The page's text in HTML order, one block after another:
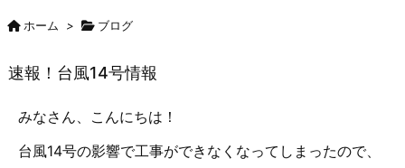
ホーム > ブログ
速報！台風14号情報
みなさん、こんにちは！
台風14号の影響で工事ができなくなってしまったので、